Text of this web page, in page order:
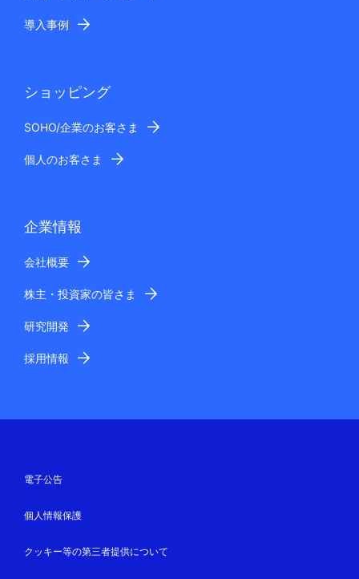
導入事例
ショッピング
SOHO/企業のお客さま
個人のお客さま
企業情報
会社概要
株主・投資家の皆さま
研究開発
採用情報
電子公告
個人情報保護
クッキー等の第三者提供について